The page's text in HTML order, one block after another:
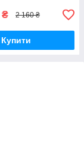
₴ 2 160 ₴
Купити